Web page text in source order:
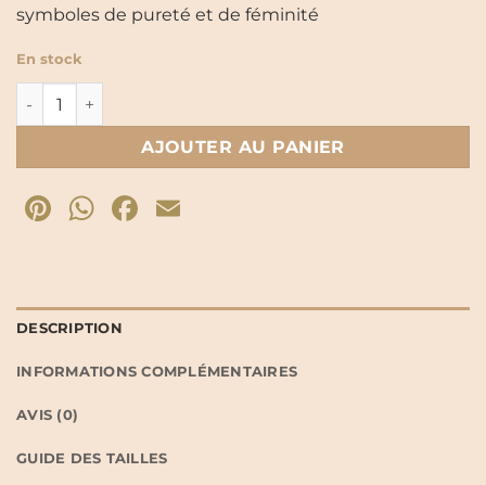
symboles de pureté et de féminité
En stock
quantité de Collier NAÏA – perles d'eau douce
AJOUTER AU PANIER
Pinterest
WhatsApp
Facebook
DESCRIPTION
INFORMATIONS COMPLÉMENTAIRES
AVIS (0)
GUIDE DES TAILLES